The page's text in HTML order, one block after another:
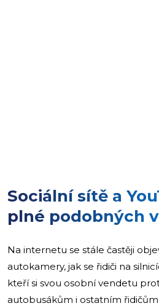
Sociální sítě a
plné podobných
Na internetu se stále častěji
autokamery, jak se řidiči na
kteří si svou osobní vendetu
autobusákům i ostatním